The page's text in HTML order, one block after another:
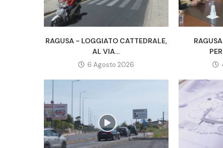
RAGUSA - LOGGIATO CATTEDRALE,
AL VIA...
6 Agosto 2026